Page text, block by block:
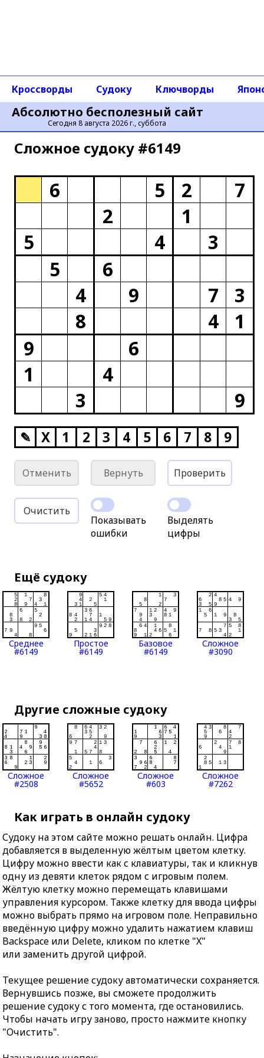
Абсолютно бесполезный сайт
Сегодня 8 августа 2026 г., суббота
Кроссворды Судоку Ключворды
Сложное cудоку #6149
6 5 2
7
2
1
5
4
3
5
6
4
9 7
3
8
4
1
9
6
1
4
3
9
✎ X 1 2 3 4 5 6 7 8 9
Отменить Вернуть Проверить
Очистить
Показывать
ошибки
Выделять
цифры
Ещё судоку
Среднее
#6149
Простое
#6149
Базовое
#6149
Сложное
#3090
Другие сложные судоку
Сложное
#2508
Сложное
#5652
Сложное
#603
Сложное
#7262
Как играть в онлайн судоку
Судоку на этом сайте можно решать онлайн. Цифра
добавляется в выделенную жёлтым цветом клетку.
Цифру можно ввести как с клавиатуры, так и кликнув
одну из девяти клеток рядом с игровым полем.
Жёлтую клетку можно перемещать клавишами
управления курсором. Также клетку для ввода цифры
можно выбрать прямо на игровом поле. Неправильно
введённую цифру можно удалить нажатием клавиш
Backspace или Delete, кликом по клетке "X"
или заменить другой цифрой.
Текущее решение судоку автоматически сохраняется.
Вернувшись позже, вы сможете продолжить
решение судоку с того момента, где остановились.
Чтобы начать игру заново, просто нажмите кнопку
"Очистить".